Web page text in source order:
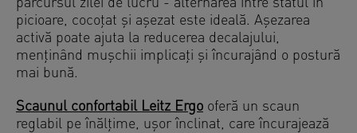
parcursul zilei de lucru - alternarea între statul în
picioare, cocoțat și așezat este ideală. Așezarea
activă poate ajuta la reducerea decalajului,
menținând mușchii implicați și încurajând o postură
mai bună.
Scaunul confortabil Leitz Ergo oferă un scaun
reglabil pe înălțime, ușor înclinat, care încurajează